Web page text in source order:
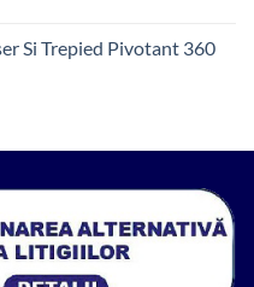
lei.
Si Trepied Pivotant 360